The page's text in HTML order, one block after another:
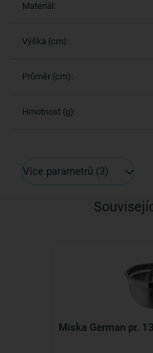
Materiál:
Výška (cm):
Průměr (cm):
Hmotnost (g):
Více parametrů (3)
Miska German pr.